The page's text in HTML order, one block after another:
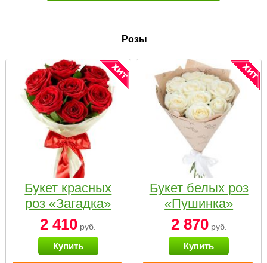
Розы
Букет красных
роз «Загадка»
2 410 руб.
Купить
Букет белых роз
«Пушинка»
2 870руб.
Купить